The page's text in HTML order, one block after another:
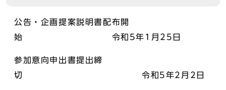
公告・企画提案説明書配布開
始 令和5年1月25日
参加意向申出書提出締
切 令和5年2月2日